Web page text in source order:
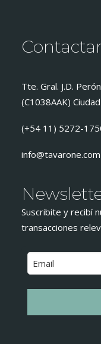
Tte. Gral. J.D.
(C1038AAK)
(+54 11) 5272-
info@tavarone.com
Suscribite y recibí
transacciones